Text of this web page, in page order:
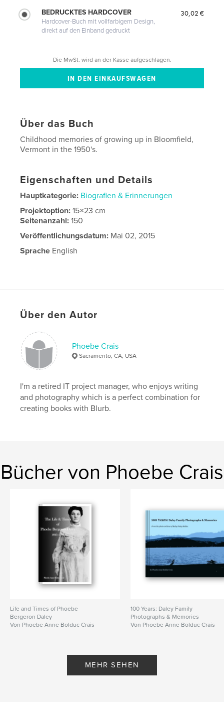
BEDRUCKTES HARDCOVER
Hardcover-Buch mit vollfarbigem Design,
direkt auf den Einband gedruckt
30,02 €
Die MwSt. wird an der Kasse aufgeschlagen.
Über das Buch
Childhood memories of growing up in Bloomfield,
Vermont in the 1950's.
Eigenschaften und Details
Hauptkategorie: Biografien & Erinnerungen
Projektoption:15×23 cm
Seitenanzahl:150
Veröffentlichungsdatum: Mai 02, 2015
Sprache English
Über den Autor
Phoebe Crais
Sacramento, CA, USA
I'm a retired IT project manager, who enjoys writing
and photography which is a perfect combination for
creating books with Blurb.
Bücher von Phoebe Crais
Life and Times of Phoebe
Bergeron Daley
Von Phoebe Anne Bolduc Crais
100 Years: Daley Family
Photographs & Memories
Von Phoebe Anne Bolduc Crais
MEHR SEHEN